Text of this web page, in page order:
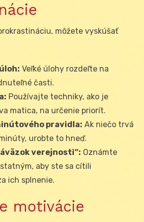
môžete vyskúšať
Veľké úlohy rozdeľte na
časti.
Používajte techniky, ako je
matica, na určenie priorít.
pravidla: Ak niečo trvá
urobte to hneď.
verejnosti“: Oznámte
aby ste sa cítili
ich splnenie.
motivácie